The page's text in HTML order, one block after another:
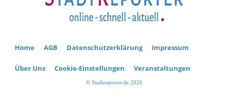
Home AGB Datenschutzerklärung Impressum
Über Uns Cookie-Einstellungen Veranstaltungen
© Stadtreporter.de 2026